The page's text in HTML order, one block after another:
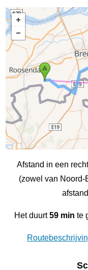
Afstand in een
(zowel van Noord-
Het duurt59 min te